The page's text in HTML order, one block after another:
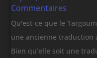
Commentaires
Qu'est-ce que le
une ancienne traduction
Bien qu’elle soit une